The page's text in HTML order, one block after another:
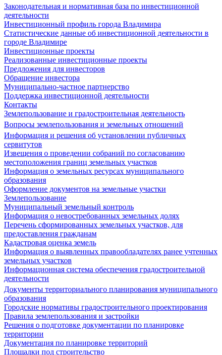
Законодательная и нормативная база по инвестиционной
деятельности
Инвестиционный профиль города Владимира
Статистические данные об инвестиционной деятельности в
городе Владимире
Инвестиционные проекты
Реализованные инвестиционные проекты
Предложения для инвесторов
Обращение инвестора
Муниципально-частное партнерство
Поддержка инвестиционной деятельности
Контакты
Землепользование и градостроительная деятельность
Вопросы землепользования и земельных отношений
Информация и решения об установлении публичных
сервитутов
Извещения о проведении собраний по согласованию
местоположения границ земельных участков
Информация о земельных ресурсах муниципального
образования
Оформление документов на земельные участки
Землепользование
Муниципальный земельный контроль
Информация о невостребованных земельных долях
Перечень сформированных земельных участков, для
предоставления гражданам
Кадастровая оценка земель
Информация о выявленных правообладателях ранее учтенных
земельных участков
Информационная система обеспечения градостроительной
деятельности
Документы территориального планирования муниципального
образования
Городские нормативы градостроительного проектирования
Правила землепользования и застройки
Решения о подготовке документации по планировке
территории
Документация по планировке территорий
Площадки под строительство